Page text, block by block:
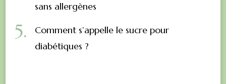
sans allergènes
Comment s’appelle le sucre pour
diabétiques ?